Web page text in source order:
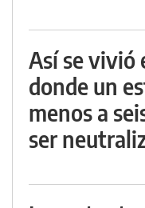
Así se vivió
donde un
menos a
ser